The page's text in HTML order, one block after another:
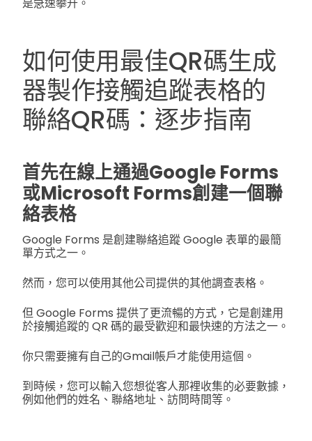
是急速攀升。
如何使用最佳QR碼生成
器製作接觸追蹤表格的
聯絡QR碼：逐步指南
首先在線上通過Google Forms
或Microsoft Forms創建一個聯
絡表格
Google Forms 是創建聯絡追蹤 Google 表單的最簡
單方式之一。
然而，您可以使用其他公司提供的其他調查表格。
但 Google Forms 提供了更流暢的方式，它是創建用
於接觸追蹤的 QR 碼的最受歡迎和最快速的方法之一。
你只需要擁有自己的Gmail帳戶才能使用這個。
到時候，您可以輸入您想從客人那裡收集的必要數據，
例如他們的姓名、聯絡地址、訪問時間等。